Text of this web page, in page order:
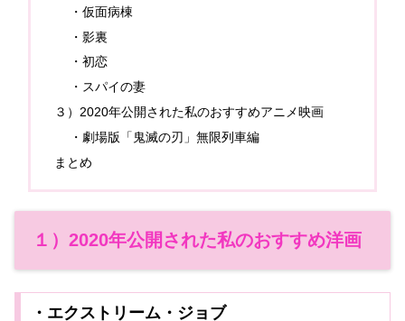
・仮面病棟
・影裏
・初恋
・スパイの妻
３）2020年公開された私のおすすめアニメ映画
・劇場版「鬼滅の刃」無限列車編
まとめ
１）2020年公開された私のおすすめ洋画
・エクストリーム・ジョブ